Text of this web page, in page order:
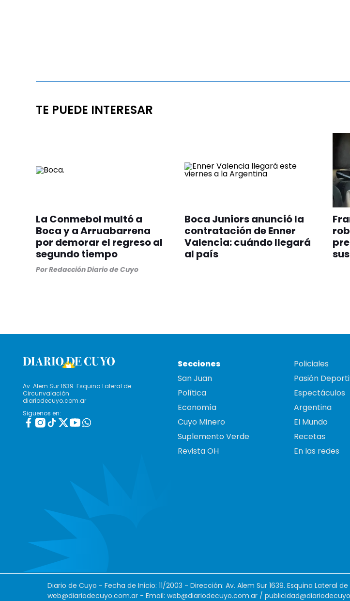
TE PUEDE INTERESAR
La Conmebol multó a
Boca y a Arruabarrena
por demorar el regreso al
segundo tiempo
PorRedacción Diario de Cuyo
Boca Juniors anunció la
contratación de Enner
Valencia: cuándo llegará
al país
Av. Alem Sur 1639. Esquina Lateral de
Circunvalación
diariodecuyo.com.ar
Siguenos en:
Secciones
San Juan
Política
Economía
Cuyo Minero
Suplemento Verde
Revista OH
Policiales
Pasión
Espectáculos
Argentina
El Mundo
Recetas
En las redes
Diario de Cuyo - Fecha de Inicio: 11/2003 - Dirección: Av. Alem Sur 1639. Esquina Lateral
web@diariodecuyo.com.ar - Email: web@diariodecuyo.com.ar /